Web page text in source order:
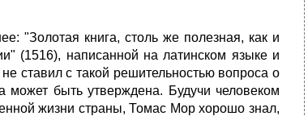
"Золотая книга, столь же полезная, как и
(1516), написанной на латинском языке и
ставил с такой решительностью вопроса о
может быть утверждена. Будучи человеком
жизни страны, Томас Мор хорошо знал,